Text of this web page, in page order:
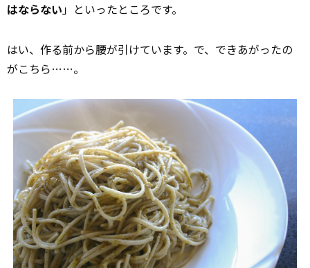
はならない」といったところです。
はい、作る前から腰が引けています。で、できあがったの
がこちら……。